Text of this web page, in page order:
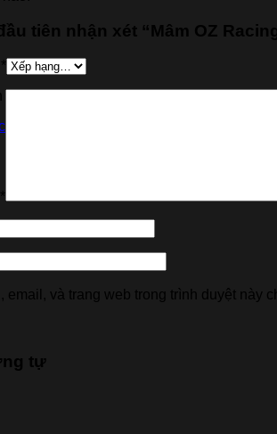
trong giỏ hàng.
hàng
tiên nhận xét “Mâm OZ
*
*
email, và trang web trong trình duyệt này
tự